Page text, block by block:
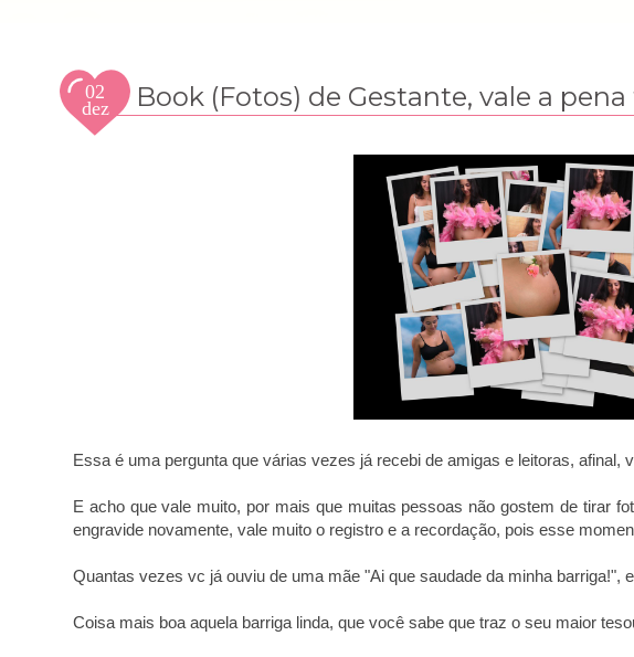
02
dez
2014
Book (Fotos) de Gestante, vale a pena
Essa é uma pergunta que várias vezes já recebi de amigas e leitoras, afinal,
E acho que vale muito, por mais que muitas pessoas não gostem de tirar
engravide novamente, vale muito o registro e a recordação, pois esse
Quantas vezes vc já ouviu de uma mãe "Ai que saudade da minha barriga!",
Coisa mais boa aquela barriga linda, que você sabe que traz o seu maior